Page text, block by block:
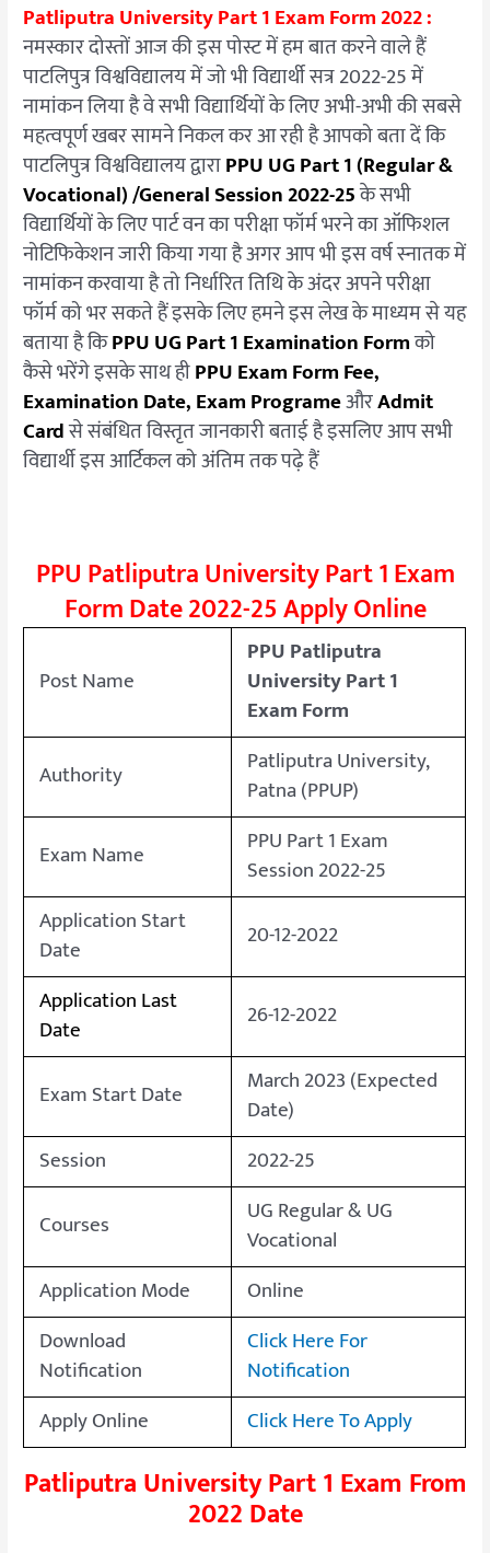
Patliputra University Part 1 Exam Form 2022 :
नमस्कार दोस्तों आज की इस पोस्ट में हम बात करने वाले हैं
पाटलिपुत्र विश्वविद्यालय में जो भी विद्यार्थी सत्र 2022-25 में
नामांकन लिया है वे सभी विद्यार्थियों के लिए अभी-अभी की सबसे
महत्वपूर्ण खबर सामने निकल कर आ रही है आपको बता दें कि
पाटलिपुत्र विश्वविद्यालय द्वाराPPU UG Part 1 (Regular &
Vocational) /General Session 2022-25के सभी
विद्यार्थियों के लिए पार्ट वन का परीक्षा फॉर्म भरने का ऑफिशल
नोटिफिकेशन जारी किया गया है अगर आप भी इस वर्ष स्नातक में
नामांकन करवाया है तो निर्धारित तिथि के अंदर अपने परीक्षा
फॉर्म को भर सकते हैं इसके लिए हमने इस लेख के माध्यम से यह
बताया है किPPU UG Part 1 Examination Formको
कैसे भरेंगे इसके साथ हीPPU Exam Form Fee,
Examination Date, Exam ProgrameऔरAdmit
Cardसे संबंधित विस्तृत जानकारी बताई है इसलिए आप सभी
विद्यार्थी इस आर्टिकल को अंतिम तक पढ़े हैं
PPU Patliputra University Part 1 Exam
Form Date 2022-25 Apply Online
Post Name
PPU Patliputra
University Part 1
Exam Form
Authority
Patliputra University,
Patna (PPUP)
Exam Name
PPU Part 1 Exam
Session 2022-25
Application Start
Date
20-12-2022
Application Last
Date
26-12-2022
Exam Start Date
March 2023 (Expected
Date)
Session
2022-25
Courses
UG Regular & UG
Vocational
Application Mode
Online
Download
Notification
Click Here For
Notification
Apply Online
Click Here To Apply
Patliputra University Part 1 Exam From
2022 Date
2022-
25